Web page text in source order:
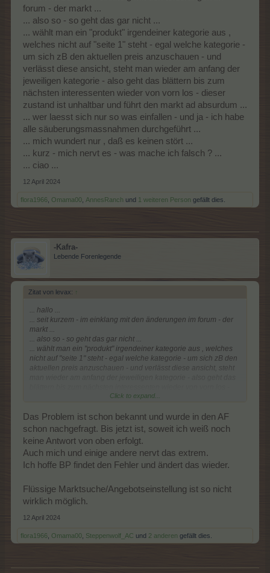
forum - der markt ...
... also so - so geht das gar nicht ...
... wählt man ein "produkt" irgendeiner kategorie aus ,
welches nicht auf "seite 1" steht - egal welche kategorie -
um sich zB den aktuellen preis anzuschauen - und
verlässt diese ansicht, steht man wieder am anfang der
jeweiligen kategorie - also geht das blättern bis zum
nächsten interessenten wieder von vorn los - dieser
zustand ist unhaltbar und führt den markt ad absurdum ...
... wer laesst sich nur so was einfallen - und ja - ich habe
alle säuberungsmassnahmen durchgeführt ...
... mich wundert nur , daß es keinen stört ...
... kurz - mich nervt es - was mache ich falsch ? ...
... ciao ...
12 April 2024
flora1966 Omama00 AnnesRanch und 1 weiteren Person gefällt dies.
-Kafra-
Lebende Forenlegende
Zitat von levax: ↑
... hallo ...
... seit kurzem - im einklang mit den änderungen im forum - der
markt ...
... also so - so geht das gar nicht ...
... wählt man ein "produkt" irgendeiner kategorie aus , welches
nicht auf "seite 1" steht - egal welche kategorie - um sich zB den
aktuellen preis anzuschauen - und verlässt diese ansicht, steht
dieser zustand ist unhaltbar und führt den markt ad absurdum ...
säuberungsmassnahmen durchgeführt ...
... mich wundert nur , daß es keinen stört ...
... kurz - mich nervt es - was mache ich falsch ? ...
... ciao ...
Click to expand...
Das Problem ist schon bekannt und wurde in den AF
schon nachgefragt. Bis jetzt ist, soweit ich weiß noch
keine Antwort von oben erfolgt.
Auch mich und einige andere nervt das extrem.
Ich hoffe BP findet den Fehler und ändert das wieder.
Flüssige Marktsuche/Angebotseinstellung ist so nicht
wirklich möglich.
12 April 2024
flora1966 Omama00 Steppenwolf_AC und 2 anderen gefällt dies.